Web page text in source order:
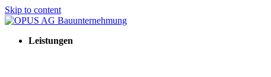
Skip to content
Leistungen